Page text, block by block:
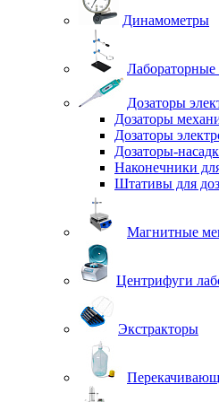
Динамометры
Дозаторы
Дозаторы
Дозаторы
Дозаторы-
Наконечники
Штативы для
Магнитные
Центрифуги
Экстракторы